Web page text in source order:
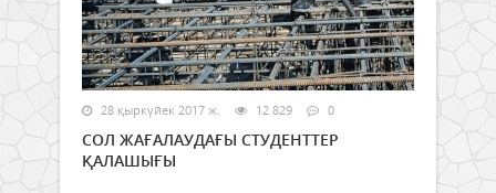
28 қыркүйек 2017 ж. 12 829 0
СОЛ ЖАҒАЛАУДАҒЫ СТУДЕНТТЕР
ҚАЛАШЫҒЫ